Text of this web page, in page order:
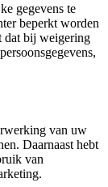
gegevens te
beperkt worden
bij weigering
van uw
Daarnaast hebt
van